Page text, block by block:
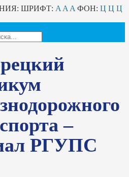
ШРИФТ: A A A ФОН: Ц Ц Ц
–
РГУПС